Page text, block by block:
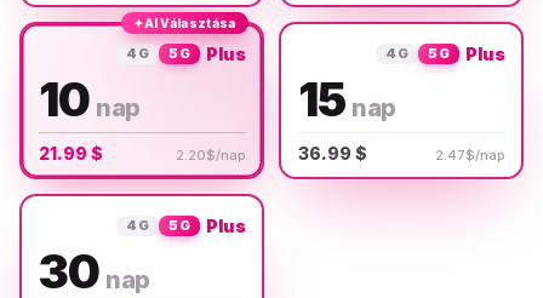
✦AI Választása
4G 5G Plus
10 nap
21.99 $ 2.20$/nap
4G 5G Plus
15 nap
36.99 $ 2.47$/nap
4G 5G Plus
30 nap